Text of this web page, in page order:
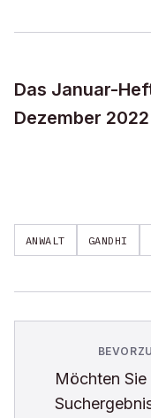
Das Januar-
Dezember 2022
ANWALT GANDHI
Möchten Sie